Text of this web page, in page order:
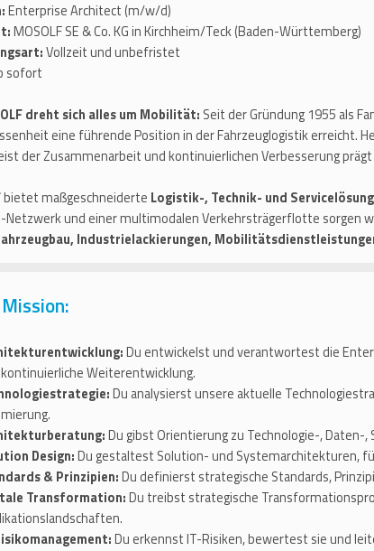
Enterprise Architect (m/w/d)
MOSOLF SE & Co. KG in Kirchheim/Teck (Baden-Württemberg)
Vollzeit und unbefristet
sofort
dreht sich alles um Mobilität: Seit der Gründung 1955 als
eine führende Position in der Fahrzeuglogistik erreicht.
der Zusammenarbeit und kontinuierlichen Verbesserung
bietet maßgeschneiderte Logistik-, Technik- und
Netzwerk und einer multimodalen Verkehrsträgerflotte sorgen
Industrielackierungen,
Du entwickelst und verantwortest die
Weiterentwicklung.
Du analysierst unsere aktuelle
Du gibst Orientierung zu Technologie-,
Design:Du gestaltest Solution- und Systemarchitekturen,
& Prinzipien:Du definierst strategische Standards,
Transformation:Du treibst strategische
Du erkennst IT-Risiken, bewertest sie und